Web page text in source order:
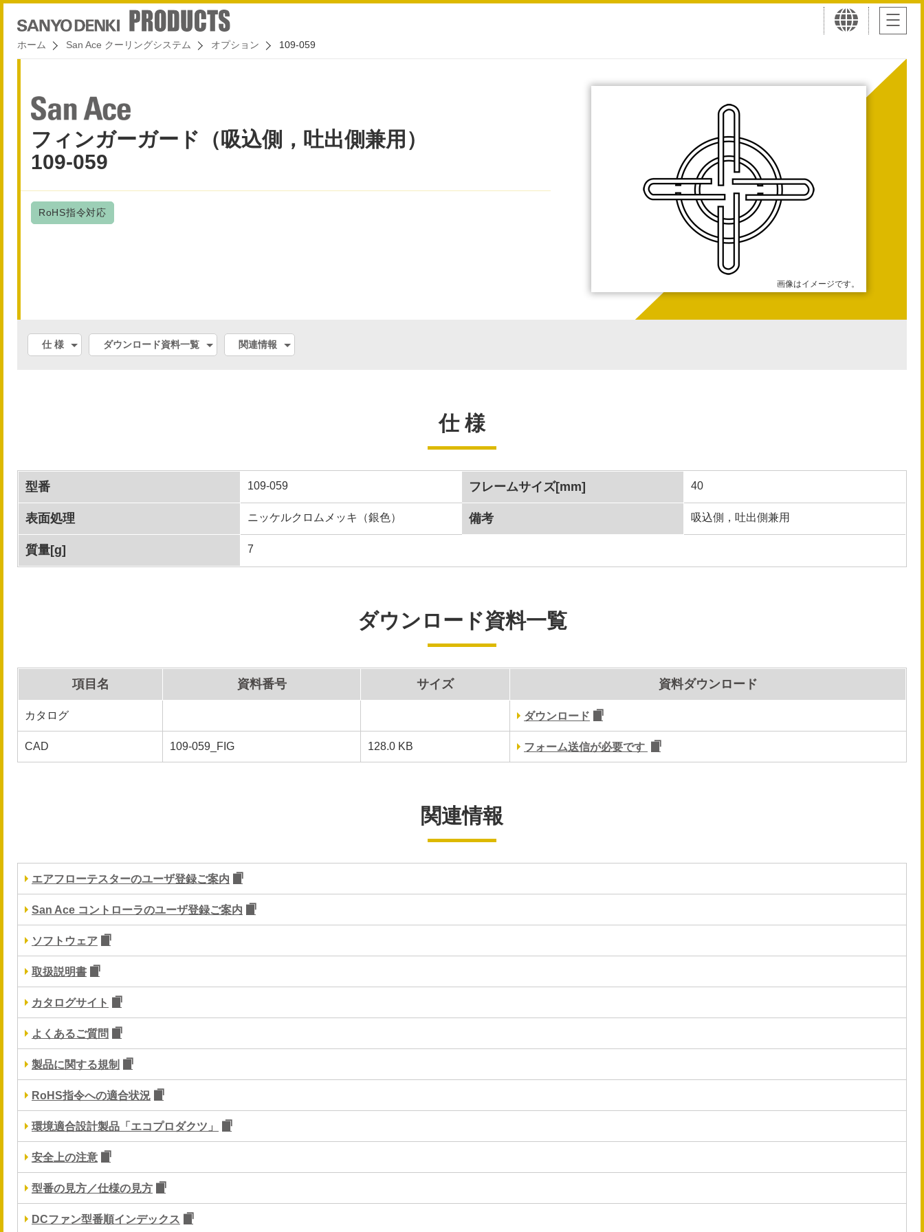
ホーム San Ace クーリングシステム オプション 109-059
フィンガーガード（吸込側，吐出側兼用）
109-059
RoHS指令対応
画像はイメージです。
仕 様 ダウンロード資料一覧 関連情報
仕 様
型番 109-059 フレームサイズ[mm] 40
表面処理 ニッケルクロムメッキ（銀色） 備考 吸込側，吐出側兼用
質量[g] 7
ダウンロード資料一覧
項目名 資料番号 サイズ 資料ダウンロード
カタログ ダウンロード
CAD 109-059_FIG 128.0 KB フォーム送信が必要です
関連情報
エアフローテスターのユーザ登録ご案内
San Ace コントローラのユーザ登録ご案内
ソフトウェア
取扱説明書
カタログサイト
よくあるご質問
製品に関する規制
RoHS指令への適合状況
環境適合設計製品「エコプロダクツ」
安全上の注意
型番の見方／仕様の見方
DCファン型番順インデックス